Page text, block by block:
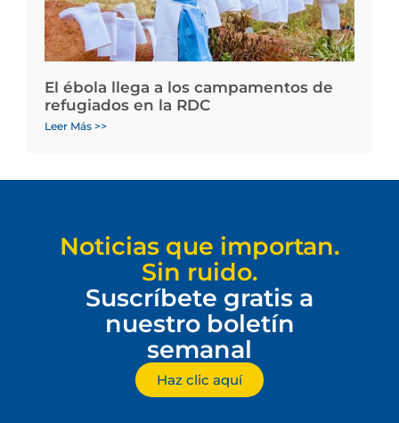
El ébola llega a los campamentos de
refugiados en la RDC
Leer Más >>
Noticias que importan.
Sin ruido.
Suscríbete gratis a
nuestro boletín
semanal
Haz clic aquí